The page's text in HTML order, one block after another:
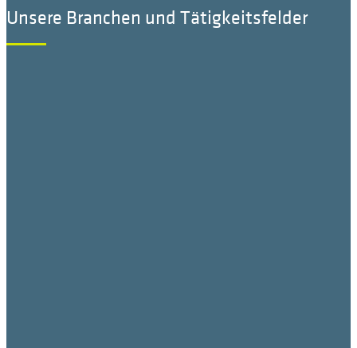
Unsere Branchen und Tätigkeitsfelder